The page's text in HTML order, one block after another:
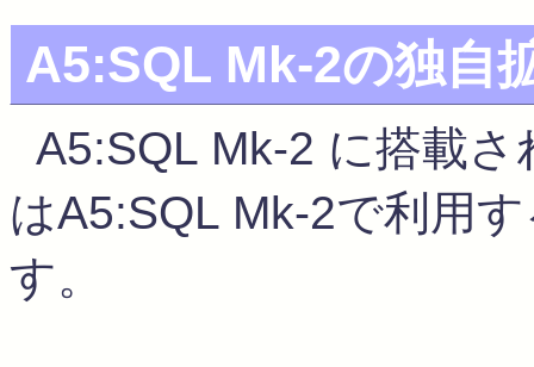
A5:SQL Mk-2の独自
A5:SQL Mk-2 に搭載
はA5:SQL Mk-2で利用
す。